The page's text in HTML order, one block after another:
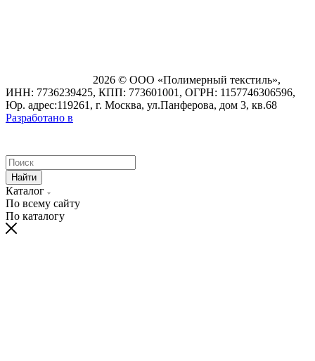
2026 © ООО «Полимерный текстиль»,
ИНН: 7736239425, КПП: 773601001, ОГРН: 1157746306596,
Юр. адрес:119261, г. Москва, ул.Панферова, дом 3, кв.68
Разработано в
Найти
Каталог
По всему сайту
По каталогу